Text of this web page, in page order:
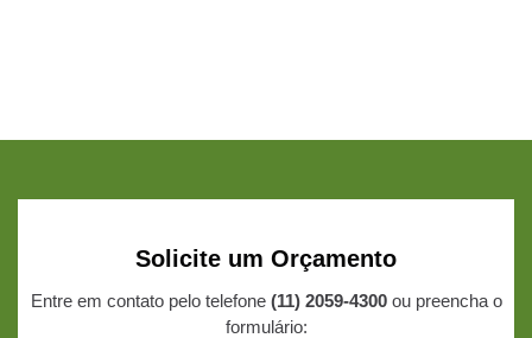
Solicite um Orçamento
Entre em contato pelo telefone (11) 2059-4300ou preencha o
formulário: